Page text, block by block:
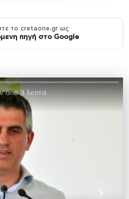
το cretaone.gr ως
πηγή στο Google
από 3 λεπτά